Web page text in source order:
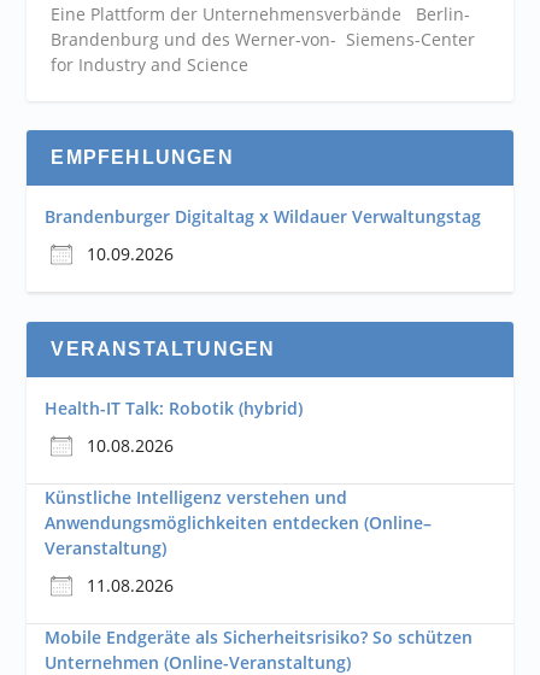
Eine Plattform der Unternehmensverbände Berlin-
Brandenburg und des Werner-von- Siemens-Center
for Industry and Science
EMPFEHLUNGEN
Brandenburger Digitaltag x Wildauer Verwaltungstag
10.09.2026
VERANSTALTUNGEN
Health-IT Talk: Robotik (hybrid)
10.08.2026
Künstliche Intelligenz verstehen und
Anwendungsmöglichkeiten entdecken (Online–
Veranstaltung)
11.08.2026
Mobile Endgeräte als Sicherheitsrisiko? So schützen
Unternehmen (Online-Veranstaltung)